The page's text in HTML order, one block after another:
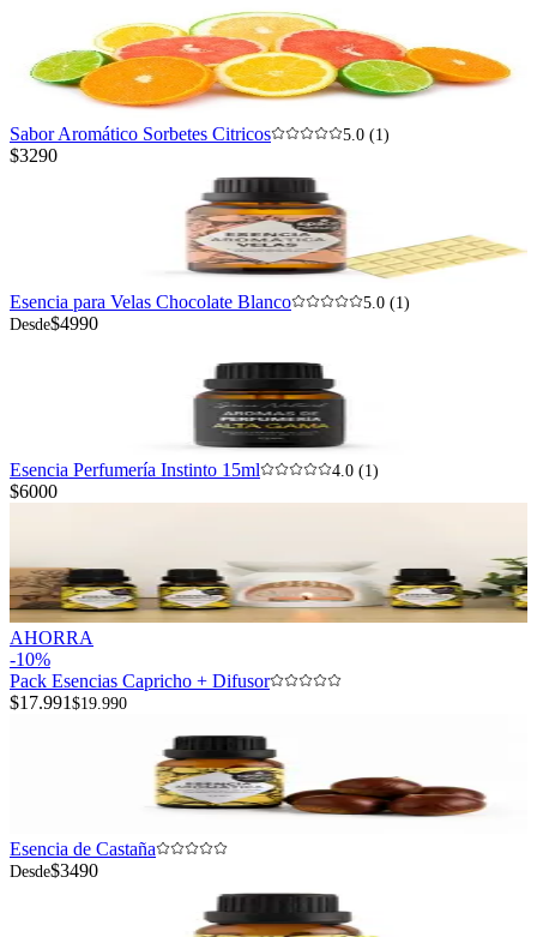
Sabor Aromático Sorbetes Citricos 5.0 (1)
$3290
Esencia para Velas Chocolate Blanco
5.0 (1)
Desde$4990
Esencia Perfumería Instinto 15ml 4.0 (1)
$6000
AHORRA
-10%
Pack Esencias Capricho + Difusor
$17.991 $19.990
Esencia de Castaña
Desde$3490